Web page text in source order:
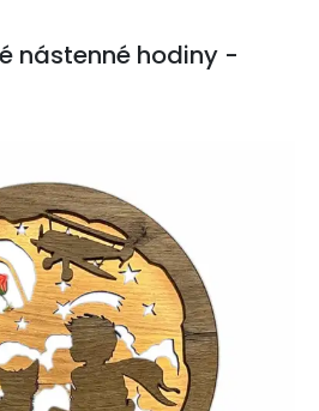
nástenné hodiny -